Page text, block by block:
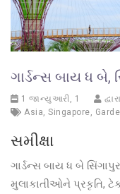
ગાર્ડન્સ બાય ધ બે,
1 જાન્યુઆરી, 1
Asia, Singapore,
સમીક્ષા
ગાર્ડન્સ બાય ધ બે
મુલાકાતીઓને પ્રકૃતિ,